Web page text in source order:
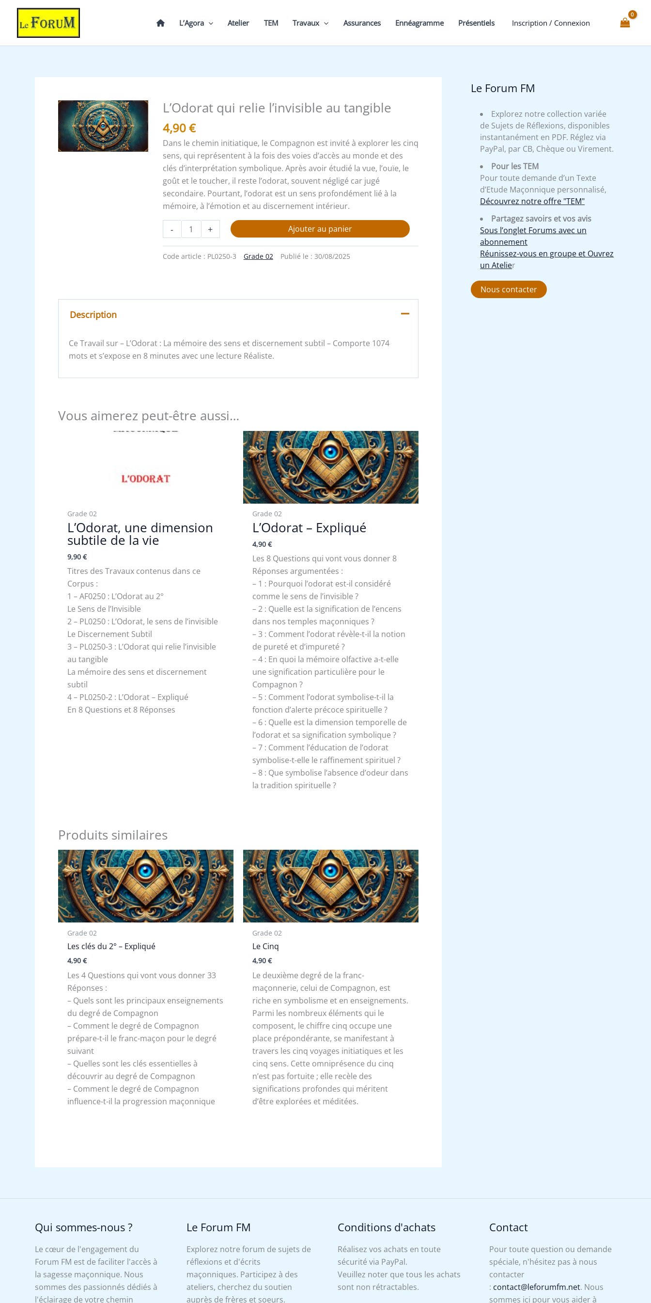
contenu
L’Agora Atelier TEM Travaux Assurances Ennéagramme Présentiels Inscription / Connexion
L’Odorat qui relie l’invisible au tangible
4,90€
Dans le chemin initiatique, le Compagnon est invité à explorer les cinq
sens, qui représentent à la fois des voies d’accès au monde et des
clés d’interprétation symbolique. Après avoir étudié la vue, l’ouïe, le
goût et le toucher, il reste l’odorat, souvent négligé car jugé
secondaire. Pourtant, l’odorat est un sens profondément lié à la
mémoire, à l’émotion et au discernement intérieur.
-
quantité
L’Odorat
qui
relie
l’invisible
au
tangible
+ Ajouter au panier
Code article : PL0250-3 Grade 02 Publié le : 30/08/2025
Description
Ce Travail sur – L’Odorat : La mémoire des sens et discernement subtil – Comporte 1074
mots et s’expose en 8 minutes avec une lecture Réaliste.
Vous aimerez peut-être aussi…
Grade 02
L’Odorat, une dimension
subtile de la vie
9,90€
Titres des Travaux contenus dans ce
Corpus :
1 – AF0250 : L’Odorat au 2°
Le Sens de l’Invisible
2 – PL0250 : L’Odorat, le sens de l’invisible
Le Discernement Subtil
3 – PL0250-3 : L’Odorat qui relie l’invisible
au tangible
La mémoire des sens et discernement
subtil
4 – PL0250-2 : L’Odorat – Expliqué
En 8 Questions et 8 Réponses
Grade 02
L’Odorat – Expliqué
4,90€
Les 8 Questions qui vont vous donner 8
Réponses argumentées :
– 1 : Pourquoi l’odorat est-il considéré
comme le sens de l’invisible ?
– 2 : Quelle est la signification de l’encens
dans nos temples maçonniques ?
– 3 : Comment l’odorat révèle-t-il la notion
de pureté et d’impureté ?
– 4 : En quoi la mémoire olfactive a-t-elle
une signification particulière pour le
Compagnon ?
– 5 : Comment l’odorat symbolise-t-il la
fonction d’alerte précoce spirituelle ?
– 6 : Quelle est la dimension temporelle de
l’odorat et sa signification symbolique ?
– 7 : Comment l’éducation de l’odorat
symbolise-t-elle le raffinement spirituel ?
– 8 : Que symbolise l’absence d’odeur dans
la tradition spirituelle ?
Produits similaires
Grade 02
Les clés du 2° – Expliqué
4,90€
Les 4 Questions qui vont vous donner 33
Réponses :
– Quels sont les principaux enseignements
du degré de Compagnon
– Comment le degré de Compagnon
prépare-t-il le franc-maçon pour le degré
suivant
– Quelles sont les clés essentielles à
découvrir au degré de Compagnon
– Comment le degré de Compagnon
influence-t-il la progression maçonnique
Grade 02
Le Cinq
4,90€
Le deuxième degré de la franc-
maçonnerie, celui de Compagnon, est
riche en symbolisme et en enseignements.
Parmi les nombreux éléments qui le
composent, le chiffre cinq occupe une
place prépondérante, se manifestant à
travers les cinq voyages initiatiques et les
cinq sens. Cette omniprésence du cinq
n’est pas fortuite ; elle recèle des
significations profondes qui méritent
d’être explorées et méditées.
Le Forum FM
Explorez notre collection variée
de Sujets de Réflexions, disponibles
instantanément en PDF. Réglez via
PayPal, par CB, Chèque ou Virement.
Pour les TEM
Pour toute demande d’un Texte
d’Etude Maçonnique personnalisé,
Découvrez notre offre "TEM"
Partagez savoirs et vos avis
Sous l’onglet Forums avec un
abonnement
Réunissez-vous en groupe et Ouvrez
un Atelier
Nous contacter
Qui sommes-nous ?
Le cœur de l'engagement du
Forum FM est de faciliter l'accès à
la sagesse maçonnique. Nous
sommes des passionnés dédiés à
l'éclairage de votre chemin
Le Forum FM
Explorez notre forum de sujets de
réflexions et d'écrits
maçonniques. Participez à des
ateliers, cherchez du soutien
auprès de frères et soeurs.
Conditions d'achats
Réalisez vos achats en toute
sécurité via PayPal.
Veuillez noter que tous les achats
sont non rétractables.
Contact
Pour toute question ou demande
spéciale, n'hésitez pas à nous
contacter
: contact@leforumfm.net. Nous
sommes ici pour vous aider à
relie
au